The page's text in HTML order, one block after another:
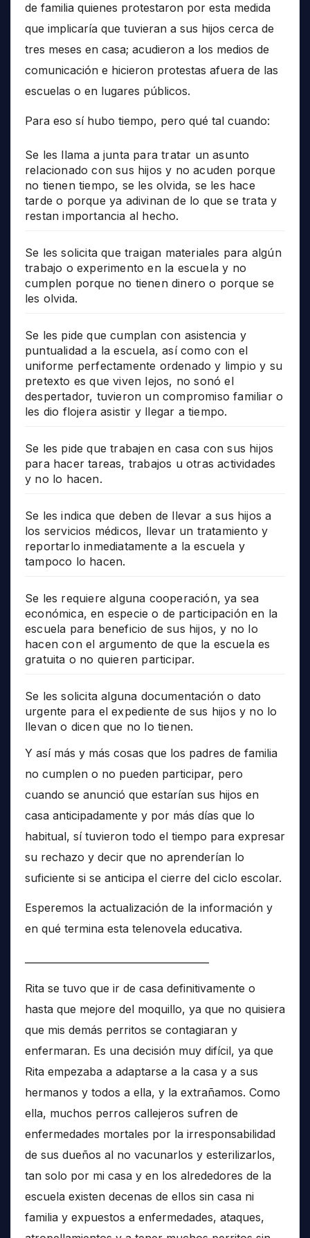
de familia quienes protestaron por esta medida
que implicaría que tuvieran a sus hijos cerca de
tres meses en casa; acudieron a los medios de
comunicación e hicieron protestas afuera de las
escuelas o en lugares públicos.
Para eso sí hubo tiempo, pero qué tal cuando:
Se les llama a junta para tratar un asunto
relacionado con sus hijos y no acuden porque
no tienen tiempo, se les olvida, se les hace
tarde o porque ya adivinan de lo que se trata y
restan importancia al hecho.
Se les solicita que traigan materiales para algún
trabajo o experimento en la escuela y no
cumplen porque no tienen dinero o porque se
les olvida.
Se les pide que cumplan con asistencia y
puntualidad a la escuela, así como con el
uniforme perfectamente ordenado y limpio y su
pretexto es que viven lejos, no sonó el
despertador, tuvieron un compromiso familiar o
les dio flojera asistir y llegar a tiempo.
Se les pide que trabajen en casa con sus hijos
para hacer tareas, trabajos u otras actividades
y no lo hacen.
Se les indica que deben de llevar a sus hijos a
los servicios médicos, llevar un tratamiento y
reportarlo inmediatamente a la escuela y
tampoco lo hacen.
Se les requiere alguna cooperación, ya sea
económica, en especie o de participación en la
escuela para beneficio de sus hijos, y no lo
hacen con el argumento de que la escuela es
gratuita o no quieren participar.
Se les solicita alguna documentación o dato
urgente para el expediente de sus hijos y no lo
llevan o dicen que no lo tienen.
Y así más y más cosas que los padres de familia
no cumplen o no pueden participar, pero
cuando se anunció que estarían sus hijos en
casa anticipadamente y por más días que lo
habitual, sí tuvieron todo el tiempo para expresar
su rechazo y decir que no aprenderían lo
suficiente si se anticipa el cierre del ciclo escolar.
Esperemos la actualización de la información y
en qué termina esta telenovela educativa.
Rita se tuvo que ir de casa definitivamente o
hasta que mejore del moquillo, ya que no quisiera
que mis demás perritos se contagiaran y
enfermaran. Es una decisión muy difícil, ya que
Rita empezaba a adaptarse a la casa y a sus
hermanos y todos a ella, y la extrañamos. Como
ella, muchos perros callejeros sufren de
enfermedades mortales por la irresponsabilidad
de sus dueños al no vacunarlos y esterilizarlos,
tan solo por mi casa y en los alrededores de la
escuela existen decenas de ellos sin casa ni
familia y expuestos a enfermedades, ataques,